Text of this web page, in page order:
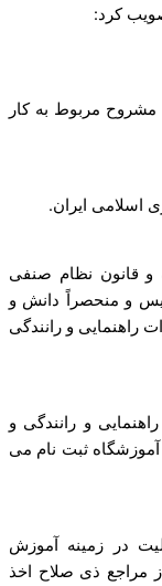
کرد:
مشروح مربوط به­ کار
اسلامی ایران.
و قانون نظام صنفی
آن تأسیس و منحصراً دانش و
راهنمایی و رانندگی
و رانندگی و
آموزشگاه ثبت نام می
در زمینه آموزش
مراجع ذی صلاح اخذ